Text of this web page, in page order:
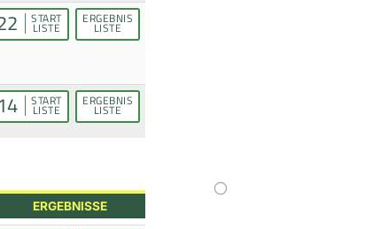
START
LISTE
ERGEBNIS
LISTE
START
LISTE
ERGEBNIS
LISTE
ERGEBNISSE